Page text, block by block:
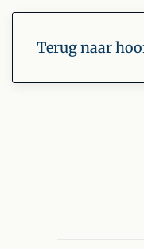
Terug naar